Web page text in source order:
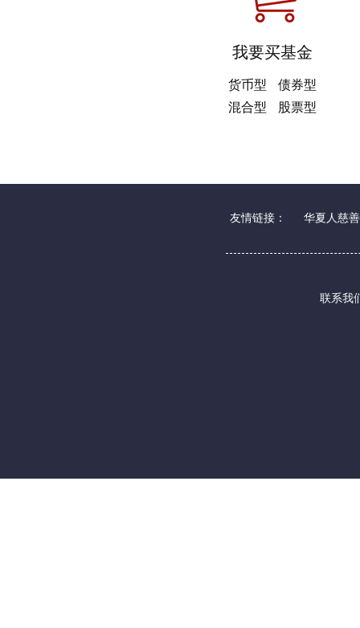
我要买基金
货币型
债券型
混合型
股票型
友情链接： 华夏人慈
联系我